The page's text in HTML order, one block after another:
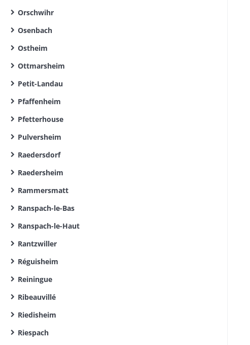
Orschwihr
Osenbach
Ostheim
Ottmarsheim
Petit-Landau
Pfaffenheim
Pfetterhouse
Pulversheim
Raedersdorf
Raedersheim
Rammersmatt
Ranspach-le-Bas
Ranspach-le-Haut
Rantzwiller
Réguisheim
Reiningue
Ribeauvillé
Riedisheim
Riespach